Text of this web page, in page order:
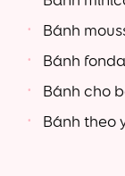
Bánh
Bánh
Bánh cho
Bánh theo